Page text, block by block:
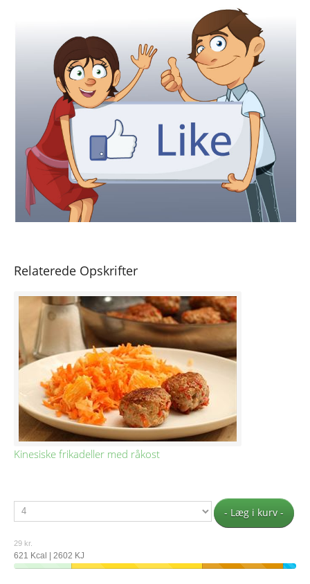
Relaterede Opskrifter
Kinesiske frikadeller med råkost
- Læg i kurv -
29 kr.
621 Kcal | 2602 KJ